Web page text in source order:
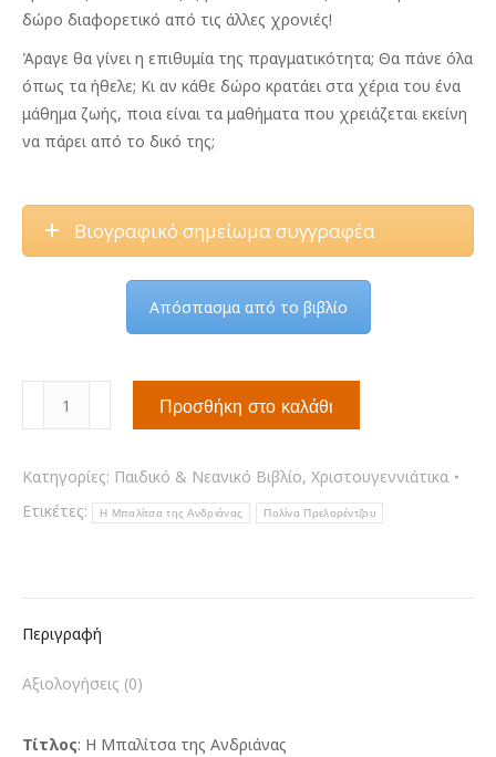
δώρο διαφορετικό από τις άλλες χρονιές!
Άραγε θα γίνει η επιθυμία της πραγματικότητα; Θα πάνε όλα
όπως τα ήθελε; Κι αν κάθε δώρο κρατάει στα χέρια του ένα
μάθημα ζωής, ποια είναι τα μαθήματα που χρειάζεται εκείνη
να πάρει από το δικό της;
Βιογραφικό σημείωμα συγγραφέα
Απόσπασμα από το βιβλίο
Ανδριάνας
ποσότητα
Προσθήκη στο καλάθι
Κατηγορίες: Παιδικό & Νεανικό Βιβλίο, Χριστουγεννιάτικα
Ετικέτες:
Η Μπαλίτσα της Ανδριάνας Πολίνα Πρελορέντζου
Περιγραφή
Αξιολογήσεις (0)
Τίτλος: Η Μπαλίτσα της Ανδριάνας